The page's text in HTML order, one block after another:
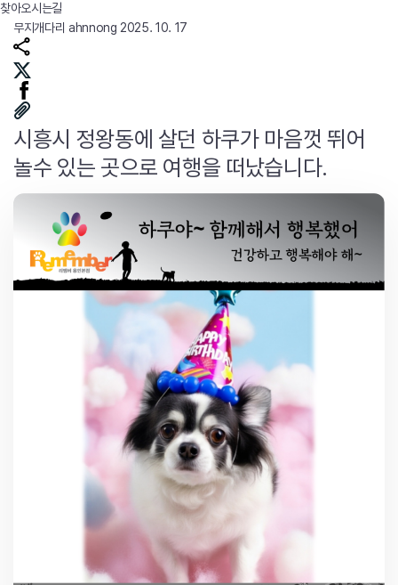
찾아오시는길
무지개다리 ahnnong 2025. 10. 17
시흥시 정왕동에 살던 하쿠가 마음껏 뛰어
놀수 있는 곳으로 여행을 떠났습니다.